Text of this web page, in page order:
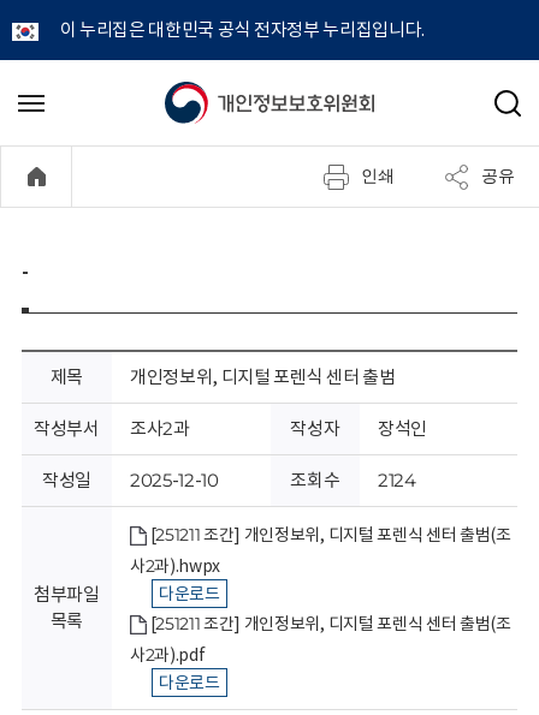
이 누리집은 대한민국 공식 전자정부 누리집입니다.
개
정
보
호
위
원
회
메
기
검
인쇄 공유
-
제목 개인정보위, 디지털 포렌식 센터 출범
작성부서 조사2과 작성자 장석인
작성일 2025-12-10 조회수 2124
첨부파일
목록
[251211 조간] 개인정보위, 디지털 포렌식 센터 출범(조
사2과).hwpx
다운로드
[251211 조간] 개인정보위, 디지털 포렌식 센터 출범(조
사2과).pdf
다운로드